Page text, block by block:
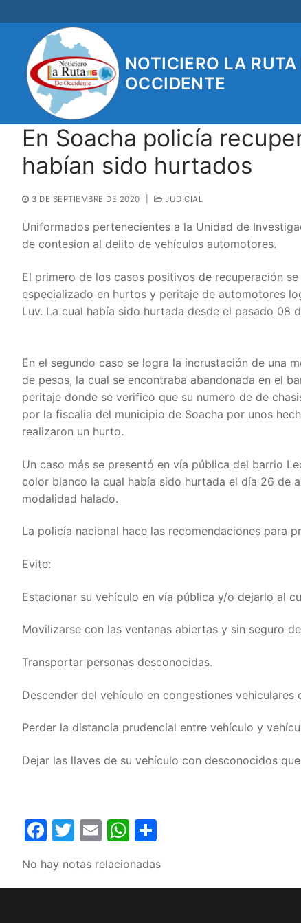
al
contenido
NOTICIERO LA RUTA
OCCIDENTE
En Soacha policía
habían sido hurtados
3 DE SEPTIEMBRE DE 2020 JUDICIAL
Uniformados pertenecientes a la Unidad de
de contesion al delito de vehículos automotores.
El primero de los casos positivos de recuperación
especializado en hurtos y peritaje de automotores
Luv. La cual había sido hurtada desde el pasado 08
En el segundo caso se logra la incrustación de una
de pesos, la cual se encontraba abandonada en el
peritaje donde se verifico que su numero de de
por la fiscalia del municipio de Soacha por unos
realizaron un hurto.
Un caso más se presentó en vía pública del barrio
color blanco la cual había sido hurtada el día 26 de
modalidad halado.
La policía nacional hace las recomendaciones para
Evite:
Estacionar su vehículo en vía pública y/o dejarlo al
Movilizarse con las ventanas abiertas y sin seguro
Transportar personas desconocidas.
Descender del vehículo en congestiones vehiculares
Perder la distancia prudencial entre vehículo y
Dejar las llaves de su vehículo con desconocidos
Facebook
Twitter
EmailWhatsApp
No hay notas relacionadas